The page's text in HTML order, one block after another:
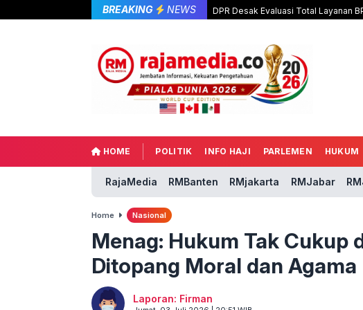
BREAKING NEWS DPR Desak Evaluasi Total Layanan
HOME POLITIK INFO HAJI PARLEMEN HUKUM
RajaMedia RMBanten RMjakarta RMJabar
Home Nasional
Menag: Hukum Tak Cukup
Ditopang Moral dan Agama
Laporan: Firman